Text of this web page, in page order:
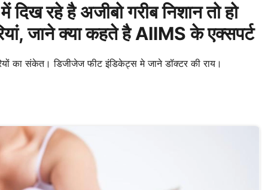
रहे है अजीबो गरीब निशान तो हो
जाने क्या कहते है AIIMS के एक्सपर्ट
का संकेत। डिजीजेज फीट इंडिकेट्स मे जाने डॉक्टर की राय।